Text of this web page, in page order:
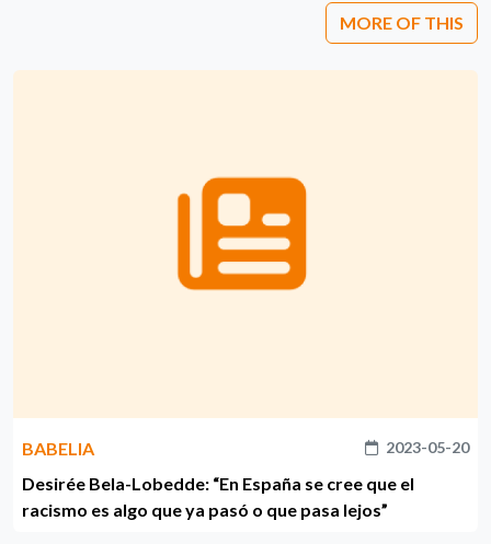
MORE OF THIS
BABELIA 2023-05-20
Desirée Bela-Lobedde: “En España se cree que el
racismo es algo que ya pasó o que pasa lejos”